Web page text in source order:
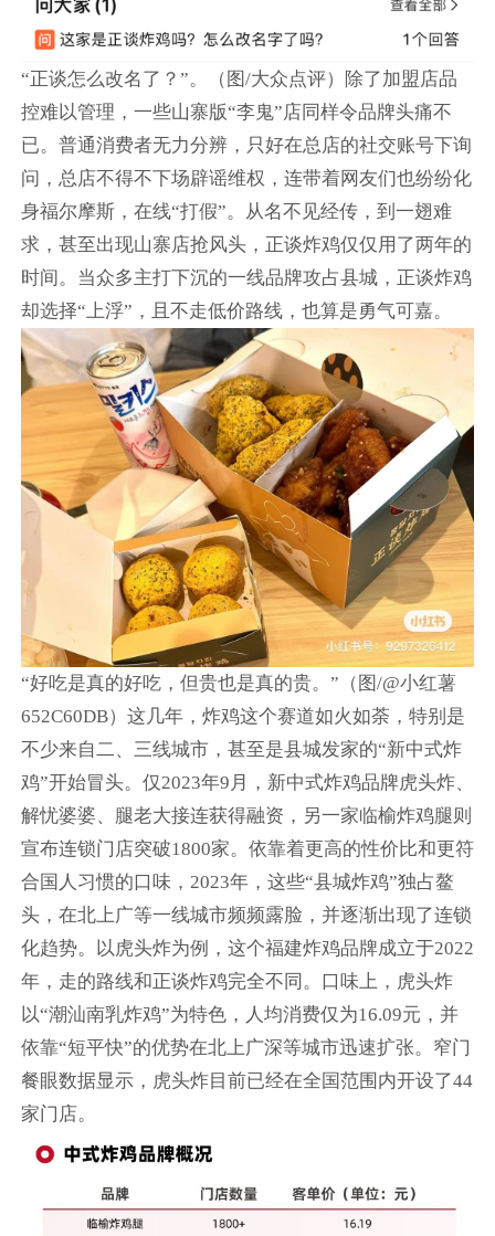
“正谈怎么改名了？”。（图/大众点评）除了加盟店品
控难以管理，一些山寨版“李鬼”店同样令品牌头痛不
已。普通消费者无力分辨，只好在总店的社交账号下询
问，总店不得不下场辟谣维权，连带着网友们也纷纷化
身福尔摩斯，在线“打假”。从名不见经传，到一翅难
求，甚至出现山寨店抢风头，正谈炸鸡仅仅用了两年的
时间。当众多主打下沉的一线品牌攻占县城，正谈炸鸡
却选择“上浮”，且不走低价路线，也算是勇气可嘉。
“好吃是真的好吃，但贵也是真的贵。”（图/@小红薯
652C60DB）这几年，炸鸡这个赛道如火如荼，特别是
不少来自二、三线城市，甚至是县城发家的“新中式炸
鸡”开始冒头。仅2023年9月，新中式炸鸡品牌虎头炸、
解忧婆婆、腿老大接连获得融资，另一家临榆炸鸡腿则
宣布连锁门店突破1800家。依靠着更高的性价比和更符
合国人习惯的口味，2023年，这些“县城炸鸡”独占鳌
头，在北上广等一线城市频频露脸，并逐渐出现了连锁
化趋势。以虎头炸为例，这个福建炸鸡品牌成立于2022
年，走的路线和正谈炸鸡完全不同。口味上，虎头炸
以“潮汕南乳炸鸡”为特色，人均消费仅为16.09元，并
依靠“短平快”的优势在北上广深等城市迅速扩张。窄门
餐眼数据显示，虎头炸目前已经在全国范围内开设了44
家门店。